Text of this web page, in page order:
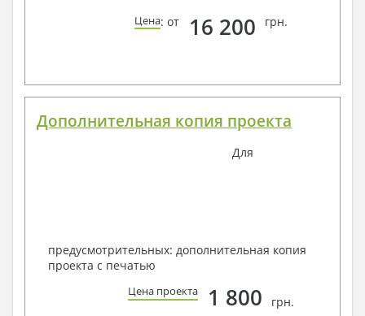
Цена: от 16 200 грн.
Дополнительная копия проекта
Для
предусмотрительных: дополнительная копия
проекта с печатью
Цена проекта 1 800 грн.